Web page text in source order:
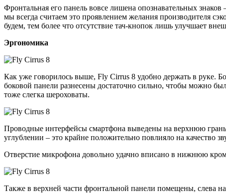
Фронтальная его панель вовсе лишена опознавательных
мы всегда считаем это проявлением желания производителя
будем, тем более что отсутствие тач-кнопок лишь улучшает
Эргономика
Как уже говорилось выше, Fly Cirrus 8 удобно держать в руке.
боковой панели разнесены достаточно сильно, чтобы можно
тоже слегка шероховаты.
Проводные интерфейсы смартфона выведены на верхнюю
углублении – это крайне положительно повлияло на качество
Отверстие микрофона довольно удачно вписано в нижнюю
Также в верхней части фронтальной панели помещены, слева